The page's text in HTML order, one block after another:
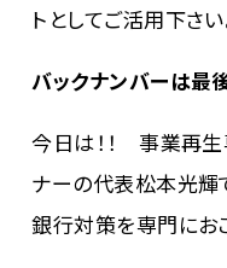
トとしてご活用下さい
バックナンバーは最
今日は！！ 事業再
ナーの代表松本光輝
銀行対策を専門にお